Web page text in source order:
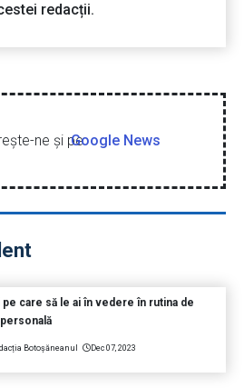
redacții.
ne şi peGoogle News
pe care să le ai în vedere în rutina de
Botoșăneanul Dec 07, 2023